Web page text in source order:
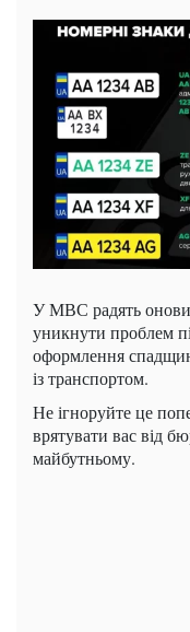
У МВС радять
уникнути проблем
оформлення
із транспортом.
Не ігноруйте це
врятувати вас від
майбутньому.